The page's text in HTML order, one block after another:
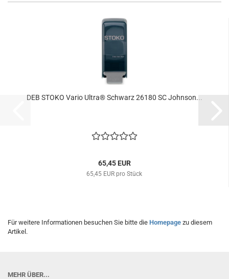
DEB STOKO Vario Ultra® Schwarz 26180 SC Johnson...
65,45 EUR
65,45 EUR pro Stück
Für weitere Informationen besuchen Sie bitte die Homepage zu diesem
Artikel.
MEHR ÜBER...